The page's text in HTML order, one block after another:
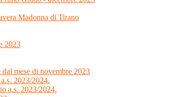
Madonna di Tirano
2023
mese di novembre 2023
2023/2024.
a.s. 2023/2024.